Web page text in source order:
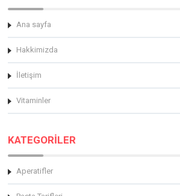
Ana sayfa
Hakkimizda
İletişim
Vitaminler
KATEGORİLER
Aperatifler